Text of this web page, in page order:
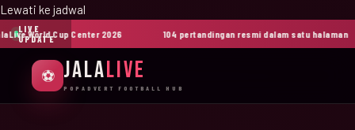
Lewati ke jadwal
LIVE
UPDATE
World Cup Center 2026 104 pertandingan resmi dalam satu halaman
⚽ JALALIVE
POPADVERT FOOTBALL HUB